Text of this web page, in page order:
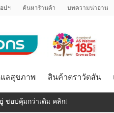
ปฯ ค้นหาร้านค้า บทความน่าอ่าน
ลสุขภาพ สินค้าตราวัตสัน
ชอปคุ้มกว่าเดิม คลิก!